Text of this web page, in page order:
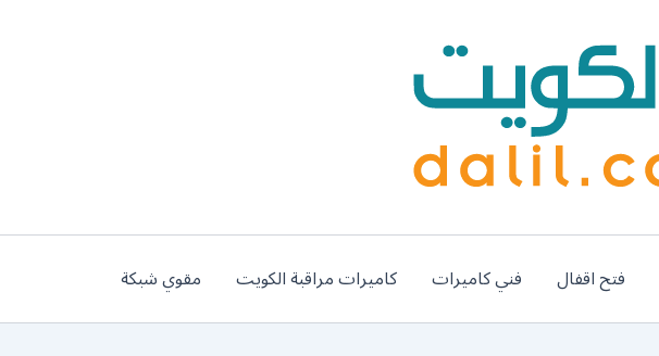
فتح اقفال فني كاميرات كاميرات مراقبة الكويت مقوي شبكة